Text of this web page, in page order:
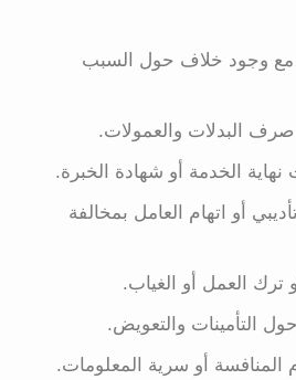
مع وجود خلاف حول السبب
البدلات والعمولات.
الخدمة أو شهادة الخبرة.
أو اتهام العامل بمخالفة
ترك العمل أو الغياب.
التأمينات والتعويض.
أو سرية المعلومات.